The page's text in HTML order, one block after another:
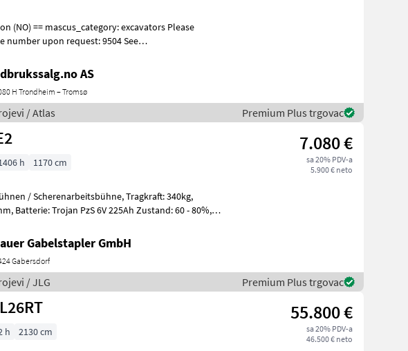
excavators Please
number upon request: 9504 See
AS
H Trondheim – Tromsø
/ Atlas Premium Plus trgovac
7.080 €
sa 20% PDV-a
5.900 € neto
h 1170 cm
Scherenarbeitsbühne, Tragkraft: 340kg,
60 - 80%,
Gabelstapler GmbH
Gabersdorf
/ JLG Premium Plus trgovac
55.800 €
sa 20% PDV-a
46.500 € neto
h 2130 cm